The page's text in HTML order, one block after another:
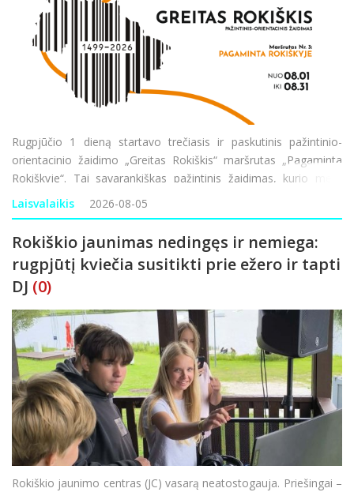
Rugpjūčio 1 dieną startavo trečiasis ir paskutinis pažintinio-
orientacinio žaidimo „Greitas Rokiškis“ maršrutas „Pagaminta
Rokiškyje“. Tai savarankiškas pažintinis žaidimas, kurio metu
pažinsite Rokiškį ir sprendžiant užduotis pažvelgsite į
Laisvalaikis 2026-08-05
Rokiškio jaunimas nedingęs ir nemiega:
rugpjūtį kviečia susitikti prie ežero ir tapti
DJ (0)
Rokiškio jaunimo centras (JC) vasarą neatostogauja. Priešingai –